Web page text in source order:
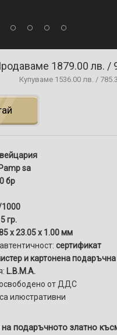
1879.00 лв. /
Купуваме 1536.00 лв. /
sa
бр
5 гр.
x 23.05 x 1.00 мм
сертификат
и картонена
L.B.M.A.
от ДДС
илюстративни
подаръчното златно